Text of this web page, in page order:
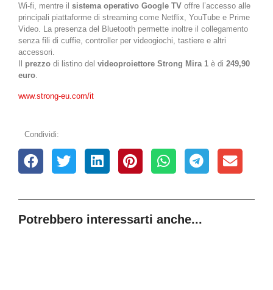
Wi-fi, mentre il sistema operativo Google TV offre l’accesso alle
principali piattaforme di streaming come Netflix, YouTube e Prime
Video. La presenza del Bluetooth permette inoltre il collegamento
senza fili di cuffie, controller per videogiochi, tastiere e altri
accessori.
prezzo di listino del videoproiettore Strong Mira 1 è di 249,90
euro.
www.strong-eu.com/it
Condividi:
Potrebbero interessarti anche...